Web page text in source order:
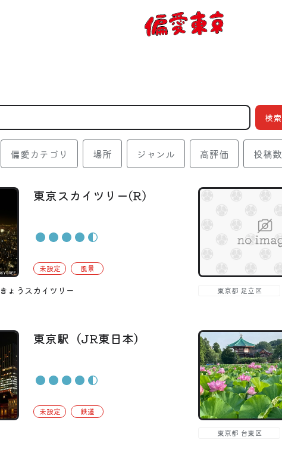
会員登録
偏愛コミュニティ
偏愛人
偏愛スポット
検索
偏愛カテゴリ 場所 ジャンル 高評価 投稿数
東京スカイツリー(R)
未設定 風景
ょうスカイツリー 東京都 足立区
東京駅（JR東日本）
未設定 鉄道
東京都 台東区